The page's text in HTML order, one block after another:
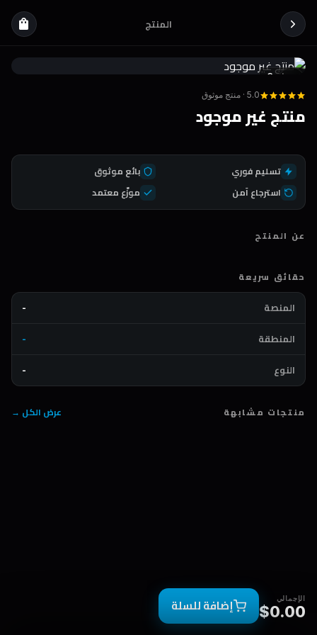
المنتج shopping_bag
Coda
5.0 · منتج موثوق
منتج غير موجود
تسليم فوري
بائع موثوق
استرجاع آمن
موزّع معتمد
عن المنتج
حقائق سريعة
المنصة
-
المنطقة
-
النوع
-
منتجات مشابهة عرض الكل →
الإجمالي
$0.00 إضافة للسلة